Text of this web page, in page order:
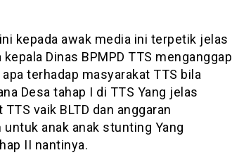
kepada awak media ini terpetik jelas
Dinas BPMPD TTS menganggap
terhadap masyarakat TTS bila
Desa tahap I di TTS Yang jelas
vaik BLTD dan anggaran
anak anak stunting Yang
II nantinya.